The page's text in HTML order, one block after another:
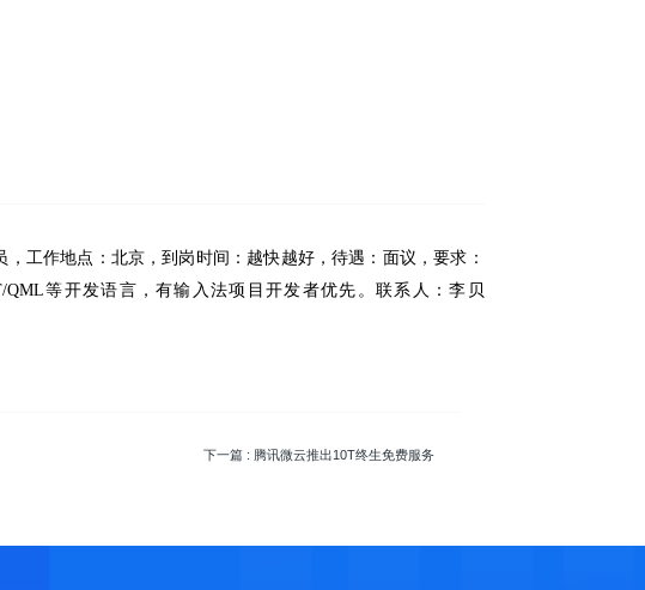
工作地点：北京，到岗时间：越快越好，待遇：面议，要求：
QML等开发语言，有输入法项目开发者优先。联系人：李贝
下一篇 : 腾讯微云推出10T终生免费服务